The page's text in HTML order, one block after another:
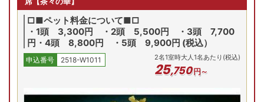
和洋特別室【ﾂｲﾝﾍﾞｯﾄﾞ/和室8畳】
8/6(木) 8/7(金) 8/8(土)
□■ペット料金について■□
・1頭 3,300円 ・2頭 5,500円 ・3頭 7,700
円・4頭 8,800円 ・5頭 9,900円 (税込）
申込番号 2518-W1011 2名1室時大人1名あたり(税込)
25,750円～